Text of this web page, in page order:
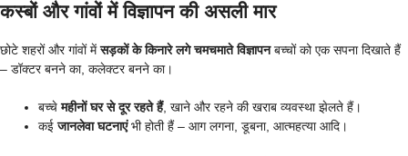
कस्बों और गांवों में विज्ञापन की असली मार
छोटे शहरों और गांवों मेंसड़कों के किनारे लगे चमचमाते विज्ञापनबच्चों को एक सपना दिखाते हैं
– डॉक्टर बनने का, कलेक्टर बनने का।
बच्चेमहीनों घर से दूर रहते हैं, खाने और रहने की खराब व्यवस्था झेलते हैं।
कईजानलेवा घटनाएंभी होती हैं – आग लगना, डूबना, आत्महत्या आदि।